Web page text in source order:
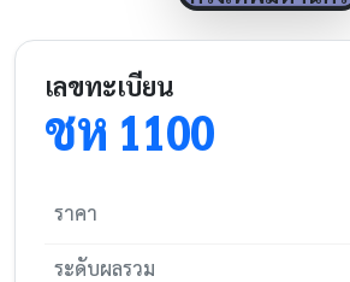
เลขทะเบียน
ชห 1100
ราคา
ระดับผลรวม